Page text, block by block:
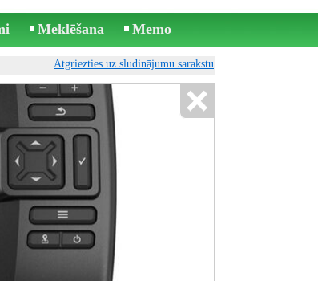
Meklēšana Memo
Atgriezties uz sludinājumu sarakstu